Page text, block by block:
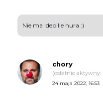
Nie ma Idebille hura :)
chory
(ostatnio aktywny:
24 maja 2022, 16:53